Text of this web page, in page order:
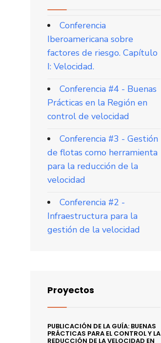
Conferencia
Iberoamericana sobre
factores de riesgo. Capítulo
I: Velocidad.
Conferencia #4 - Buenas
Prácticas en la Región en
control de velocidad
Conferencia #3 - Gestión
de flotas como herramienta
para la reducción de la
velocidad
Conferencia #2 -
Infraestructura para la
gestión de la velocidad
Proyectos
PUBLICACIÓN DE LA GUÍA: BUENAS
PRÁCTICAS PARA EL CONTROL Y LA
REDUCCIÓN DE LA VELOCIDAD EN